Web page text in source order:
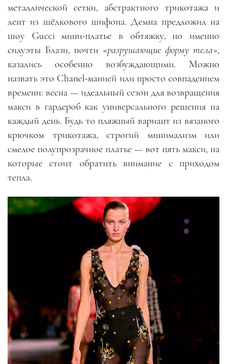
металлической сетки, абстрактного трикотажа и
лент из шёлкового шифона. Демна предложил на
шоу Gucci мини-платье в обтяжку, но именно
силуэты Блази, почти «разрушающие форму тела»,
казались особенно возбуждающими. Можно
назвать это Chanel-манией или просто совпадением
времени: весна — идеальный сезон для возвращения
макси в гардероб как универсального решения на
каждый день. Будь то пляжный вариант из вязаного
крючком трикотажа, строгий минимализм или
смелое полупрозрачное платье — вот пять макси, на
которые стоит обратить внимание с приходом
тепла.